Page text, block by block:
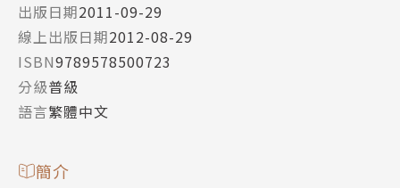
出版日期2011-09-29
線上出版日期2012-08-29
ISBN9789578500723
分級普級
語言繁體中文
簡介